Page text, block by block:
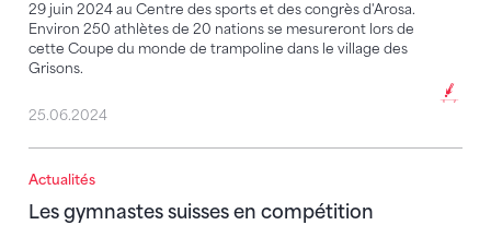
29 juin 2024 au Centre des sports et des congrès d'Arosa.
Environ 250 athlètes de 20 nations se mesureront lors de
cette Coupe du monde de trampoline dans le village des
Grisons.
25.06.2024
Actualités
Les gymnastes suisses en compétition
Les gymnastes suisses en compétition internationale